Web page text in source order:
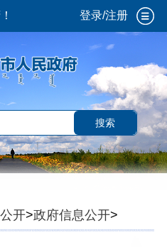
登录/注册
搜索
开>政府信息公开>
介>机构职能